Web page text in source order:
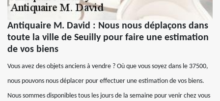
Antiquaire M. David : Nous nous déplaçons dans
toute la ville de Seuilly pour faire une estimation
de vos biens
Vous avez des objets anciens à vendre ? Où que vous soyez dans le 37500,
nous pouvons nous déplacer pour effectuer une estimation de vos biens.
Nous sommes disponibles tous les jours de la semaine pour venir chez vous